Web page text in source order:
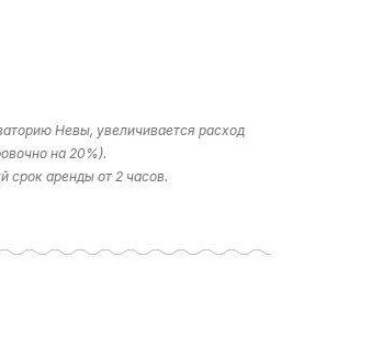
Невы, увеличивается расход
на 20%).
срок аренды от 2 часов.